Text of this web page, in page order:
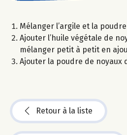
Mélanger l’argile et la poudre
Ajouter l’huile végétale de
mélanger petit à petit en
Ajouter la poudre de noyaux
Retour à la liste